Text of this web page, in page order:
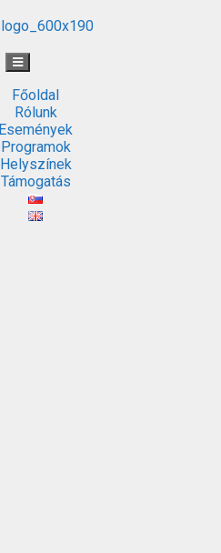
Főoldal
Rólunk
Események
Programok
Helyszínek
Támogatás